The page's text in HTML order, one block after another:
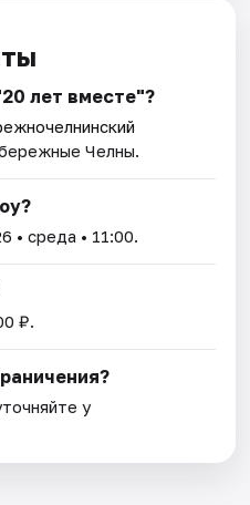
лет вместе"?
Челны.
• среда • 11:00.
₽.
у